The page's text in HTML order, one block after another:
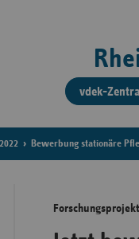
vdek-
2022 Bewerbung stationäre